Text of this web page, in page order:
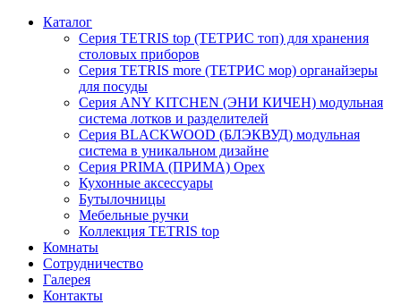
Каталог
Серия TETRIS top (ТЕТРИС топ) для хранения
столовых приборов
Серия TETRIS more (ТЕТРИС мор) органайзеры
для посуды
Серия ANY KITCHEN (ЭНИ КИЧЕН) модульная
система лотков и разделителей
Серия BLACKWOOD (БЛЭКВУД) модульная
система в уникальном дизайне
Серия PRIMA (ПРИМА) Орех
Кухонные аксессуары
Бутылочницы
Мебельные ручки
Коллекция TETRIS top
Комнаты
Сотрудничество
Галерея
Контакты